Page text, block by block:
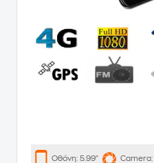
Οθόνη: 5.99" Camera: